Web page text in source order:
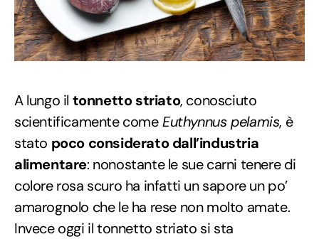
A lungo il tonnetto striato, conosciuto
scientificamente comeEuthynnus pelamis, è
stato poco considerato dall’industria
alimentare: nonostante le sue carni tenere di
colore rosa scuro ha infatti un sapore un po’
amarognolo che le ha rese non molto amate.
Invece oggi il tonnetto striato si sta